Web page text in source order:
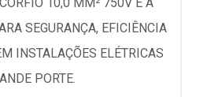
SEGURANÇA, EFICIÊNCIA
INSTALAÇÕES ELÉTRICAS
PORTE.